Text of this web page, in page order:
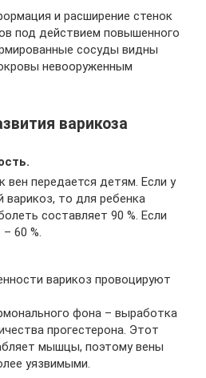
и расширение стенок
под действием повышенного
сосуды видны
невооруженным
варикоза
вен передается детям. Если у
варикоз, то для ребенка
составляет 90 %. Если
60 %.
варикоз провоцируют
фона – выработка
прогестерона. Этот
мышцы, поэтому вены
уязвимыми.